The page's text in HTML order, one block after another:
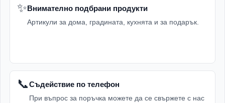
✨Внимателно подбрани продукти
Артикули за дома, градината, кухнята и за подарък.
📞Съдействие по телефон
При въпрос за поръчка можете да се свържете с нас